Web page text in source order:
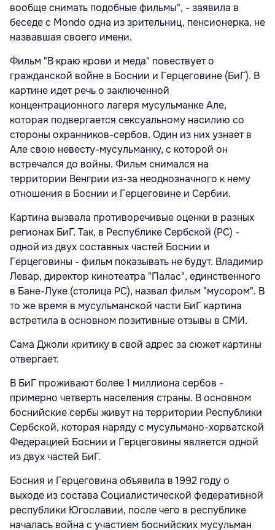
вообще снимать подобные фильмы", - заявила в
беседе с Mondо одна из зрительниц, пенсионерка, не
назвавшая своего имени.
Фильм "В краю крови и меда" повествует о
гражданской войне в Боснии и Герцеговине (БиГ). В
картине идет речь о заключенной
концентрационного лагеря мусульманке Але,
которая подвергается сексуальному насилию со
стороны охранников-сербов. Один из них узнает в
Але свою невесту-мусульманку, с которой он
встречался до войны. Фильм снимался на
территории Венгрии из-за неоднозначного к нему
отношения в Боснии и Герцеговине и Сербии.
Картина вызвала противоречивые оценки в разных
регионах БиГ. Так, в Республике Сербской (РС) -
одной из двух составных частей Боснии и
Герцеговины - фильм показывать не будут. Владимир
Левар, директор кинотеатра "Палас", единственного
в Бане-Луке (столица РС), назвал фильм "мусором". В
то же время в мусульманской части БиГ картина
встретила в основном позитивные отзывы в СМИ.
Сама Джоли критику в свой адрес за сюжет картины
отвергает.
В БиГ проживают более 1 миллиона сербов -
примерно четверть населения страны. В основном
боснийские сербы живут на территории Республики
Сербской, которая наряду с мусульмано-хорватской
Федерацией Боснии и Герцеговины является одной
из двух частей БиГ.
Босния и Герцеговина объявила в 1992 году о
выходе из состава Социалистической федеративной
республики Югославии, после чего в республике
началась война с участием боснийских мусульман